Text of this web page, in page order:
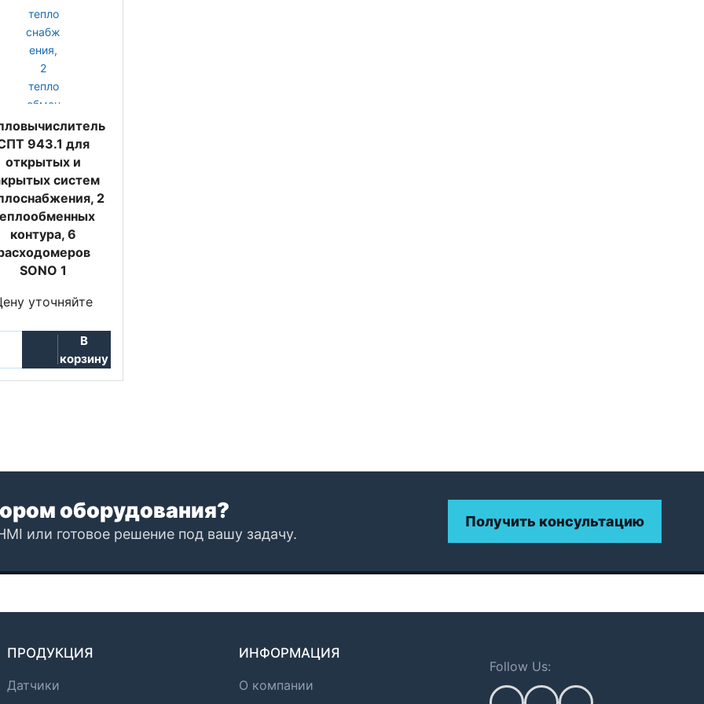
943.1 для
открытых и
систем
2
контура, 6
SONO 1
уточняйте
В
корзину
оборудования?
или готовое решение под вашу задачу.
Получить консультацию
ПРОДУКЦИЯ
Датчики
ИНФОРМАЦИЯ
О компании
Follow Us: